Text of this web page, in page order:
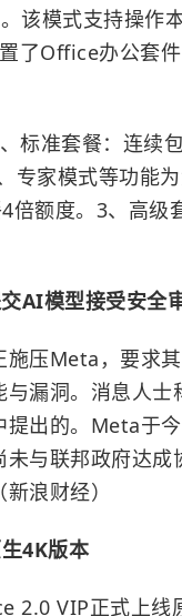
该模式支持操作
了Office办公套件
标准套餐：连续
专家模式等功能
倍额度。3、高级
AI模型接受安全
压Meta，要求
漏洞。消息人
出的。Meta于
与联邦政府达
浪财经）
4K版本
2.0 VIP正式上线